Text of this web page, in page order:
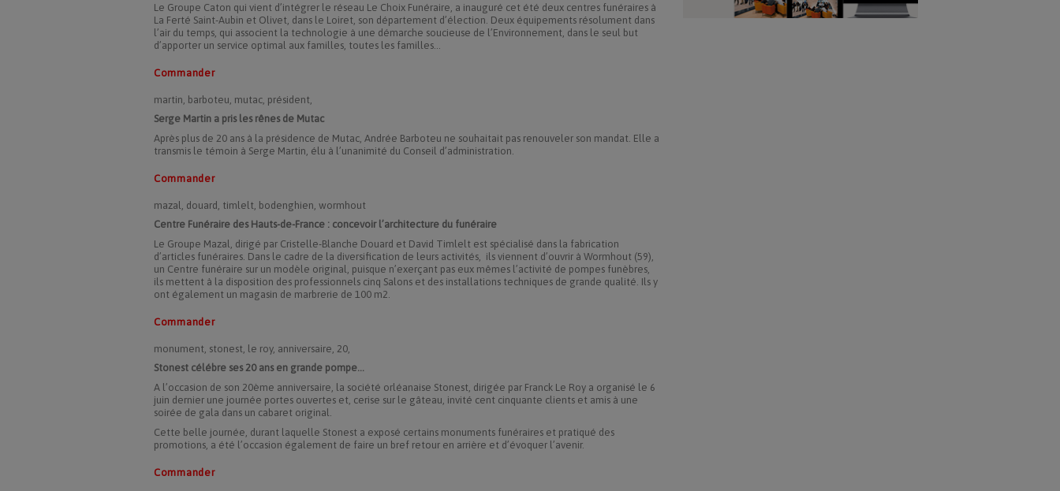
Le Groupe Caton qui vient d’intégrer le réseau Le Choix Funéraire, a inauguré cet été deux centres funéraires à
La Ferté Saint-Aubin et Olivet, dans le Loiret, son département d’élection. Deux équipements résolument dans
l’air du temps, qui associent la technologie à une démarche soucieuse de l’Environnement, dans le seul but
d’apporter un service optimal aux familles, toutes les familles...
Commander
martin, barboteu, mutac, président,
Serge Martin a pris les rênes de Mutac
Après plus de 20 ans à la présidence de Mutac, Andrée Barboteu ne souhaitait pas renouveler son mandat. Elle a
transmis le témoin à Serge Martin, élu à l’unanimité du Conseil d’administration.
Commander
mazal, douard, timlelt, bodenghien, wormhout
Centre Funéraire des Hauts-de-France : concevoir l’architecture du funéraire
Le Groupe Mazal, dirigé par Cristelle-Blanche Douard et David Timlelt est spécialisé dans la fabrication
d’articles funéraires. Dans le cadre de la diversification de leurs activités, ils viennent d’ouvrir à Wormhout (59),
un Centre funéraire sur un modèle original, puisque n’exerçant pas eux mêmes l’activité de pompes funèbres,
ils mettent à la disposition des professionnels cinq Salons et des installations techniques de grande qualité. Ils y
ont également un magasin de marbrerie de 100 m2.
Commander
monument, stonest, le roy, anniversaire, 20,
Stonest célébre ses 20 ans en grande pompe…
A l’occasion de son 20ème anniversaire, la société orléanaise Stonest, dirigée par Franck Le Roy a organisé le 6
juin dernier une journée portes ouvertes et, cerise sur le gâteau, invité cent cinquante clients et amis à une
soirée de gala dans un cabaret original.
Cette belle journée, durant laquelle Stonest a exposé certains monuments funéraires et pratiqué des
promotions, a été l’occasion également de faire un bref retour en arrière et d’évoquer l’avenir.
Commander